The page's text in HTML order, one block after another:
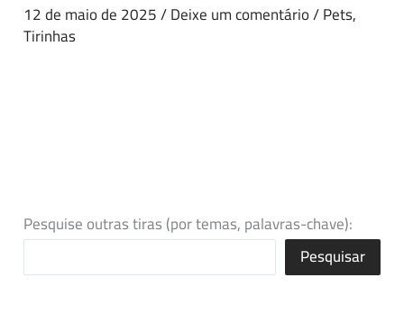
12 de maio de 2025/Deixe um comentário/Pets,
Tirinhas
Pesquise outras tiras (por temas, palavras-chave):
Pesquisar